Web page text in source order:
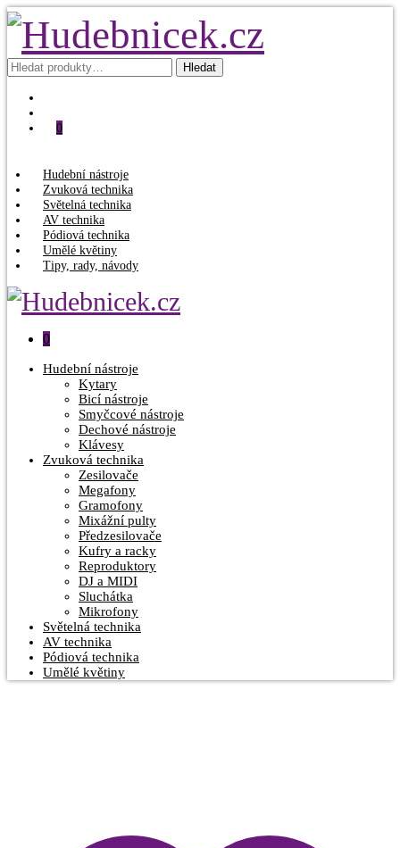
Hledat: Hledat
0
Hudební nástroje
Zvuková technika
Světelná technika
AV technika
Pódiová technika
Umělé květiny
Tipy, rady, návody
0
Hudební nástroje
Kytary
Bicí nástroje
Smyčcové nástroje
Dechové nástroje
Klávesy
Zvuková technika
Zesilovače
Megafony
Gramofony
Mixážní pulty
Předzesilovače
Kufry a racky
Reproduktory
DJ a MIDI
Sluchátka
Mikrofony
Světelná technika
AV technika
Pódiová technika
Umělé květiny